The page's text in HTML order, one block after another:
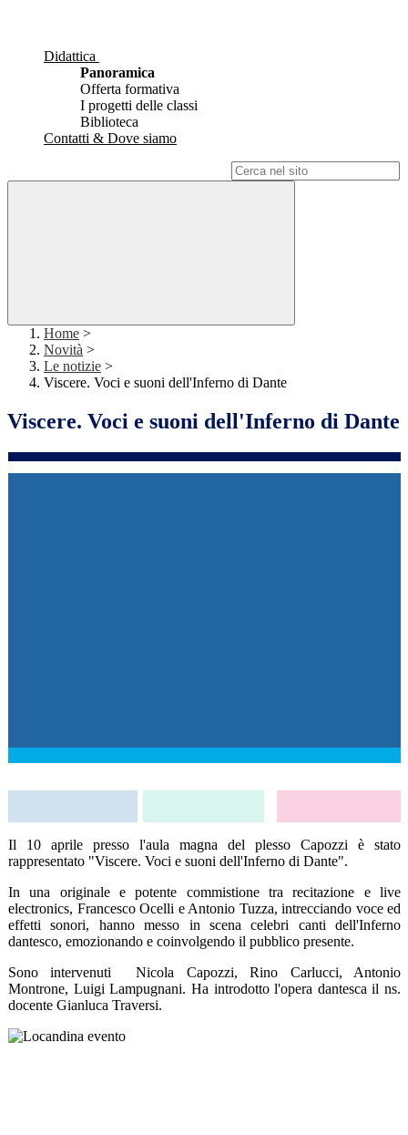
Didattica
Panoramica
Offerta formativa
I progetti delle classi
Biblioteca
Contatti & Dove siamo
Home >
Novità >
Le notizie >
Viscere. Voci e suoni dell'Inferno di Dante
Viscere. Voci e suoni dell'Inferno di Dante
Il 10 aprile presso l'aula magna del plesso Capozzi è stato
rappresentato "Viscere. Voci e suoni dell'Inferno di Dante".
In una originale e potente commistione tra recitazione e live
electronics, Francesco Ocelli e Antonio Tuzza, intrecciando voce ed
effetti sonori, hanno messo in scena celebri canti dell'Inferno
dantesco, emozionando e coinvolgendo il pubblico presente.
Sono intervenuti Nicola Capozzi, Rino Carlucci, Antonio
Montrone, Luigi Lampugnani. Ha introdotto l'opera dantesca il ns.
docente Gianluca Traversi.